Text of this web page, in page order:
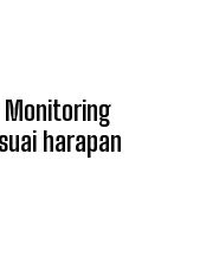
Monitoring
harapan